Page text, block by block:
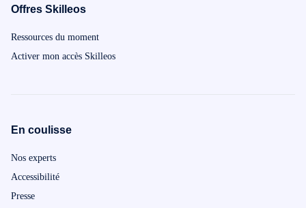
Offres Skilleos
Ressources du moment
Activer mon accès Skilleos
En coulisse
Nos experts
Accessibilité
Presse